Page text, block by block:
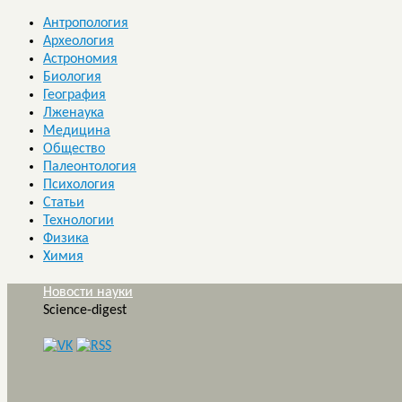
Антропология
Археология
Астрономия
Биология
География
Лженаука
Медицина
Общество
Палеонтология
Психология
Статьи
Технологии
Физика
Химия
Новости науки
Science-digest